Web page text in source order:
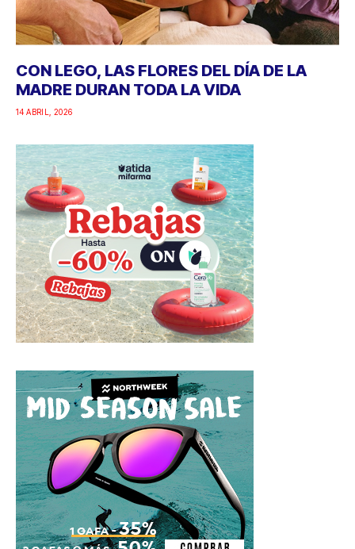
CON LEGO, LAS FLORES DEL DÍA DE LA
MADRE DURAN TODA LA VIDA
14 ABRIL, 2026